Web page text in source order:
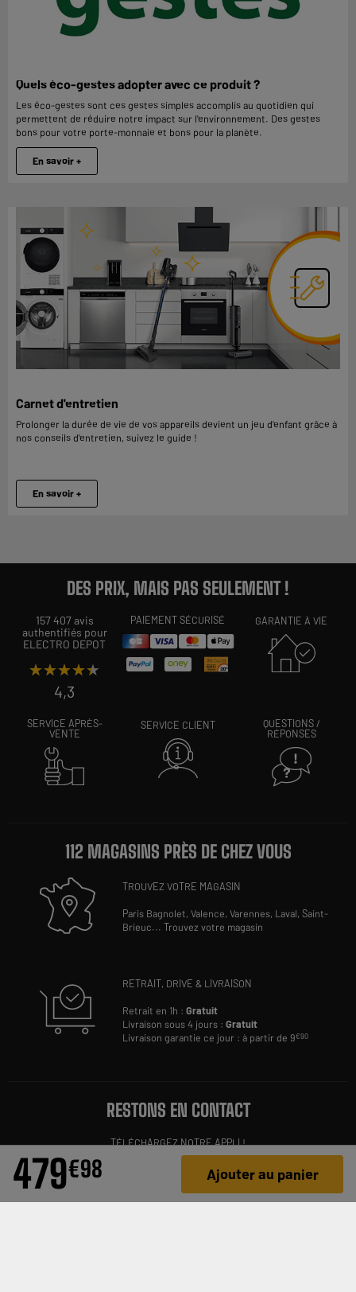
479€98 Ajouter au panier
Quels éco-gestes adopter avec ce produit ?
Les éco-gestes sont ces gestes simples accomplis au quotidien qui
permettent de réduire notre impact sur l'environnement. Des gestes
bons pour votre porte-monnaie et bons pour la planète.
En savoir +
Carnet d'entretien
Prolonger la durée de vie de vos appareils devient un jeu d’enfant grâce à
nos conseils d’entretien, suivez le guide !
En savoir +
DES PRIX, MAIS PAS SEULEMENT !
157 407 avis
authentifiés pour
ELECTRO DEPOT
★★★★★
★★★★★
4,3
PAIEMENT SÉCURISÉ GARANTIE À VIE
SERVICE APRÈS-
VENTE
SERVICE CLIENT
QUESTIONS /
RÉPONSES
112 MAGASINS PRÈS DE CHEZ VOUS
TROUVEZ VOTRE MAGASIN
Paris Bagnolet,Valence,Varennes, Laval,Saint-
Brieuc...Trouvez votre magasin
RETRAIT, DRIVE & LIVRAISON
Retrait en 1h :Gratuit
Livraison sous 4 jours :Gratuit
Livraison garantie ce jour : à partir de 9€90
RESTONS EN CONTACT
TÉLÉCHARGEZ NOTRE APPLI !